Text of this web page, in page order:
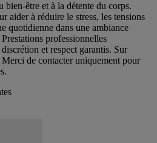
bien-être et à la détente du corps.
aider à réduire le stress, les tensions
quotidienne dans une ambiance
professionnelles
et respect garantis. Sur
de contacter uniquement pour